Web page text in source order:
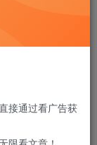
涉及较多
接通过看广告获